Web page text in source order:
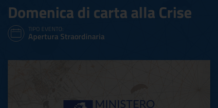
Domenica di carta alla Crise
TIPO EVENTO:
Apertura Straordinaria